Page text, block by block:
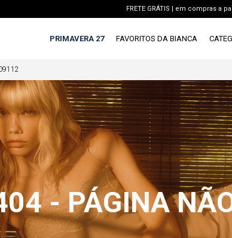
FRETE GRÁTIS | em compras a
PRIMAVERA 27 FAVORITOS DA BIANCA
COMPRAS COM PIX
- PÁGINA
TERMOS MAIS BUSCADOS
1º
vestido
2
blusa
3º
calca jeans
calca
5º
saia
6º
short
7º
conjunto